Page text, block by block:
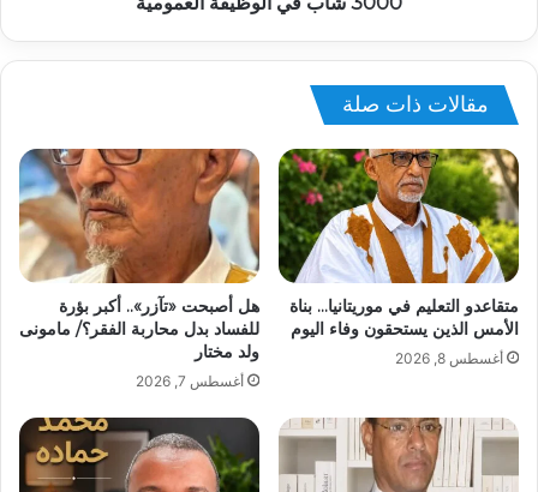
مقالات ذات صلة
متقاعدو التعليم في موريتانيا… بناة
الأمس الذين يستحقون وفاء اليوم
أغسطس 8, 2026
هل أصبحت «تآزر».. أكبر بؤرة
للفساد بدل محاربة الفقر؟/ مامونى
ولد مختار
أغسطس 7, 2026